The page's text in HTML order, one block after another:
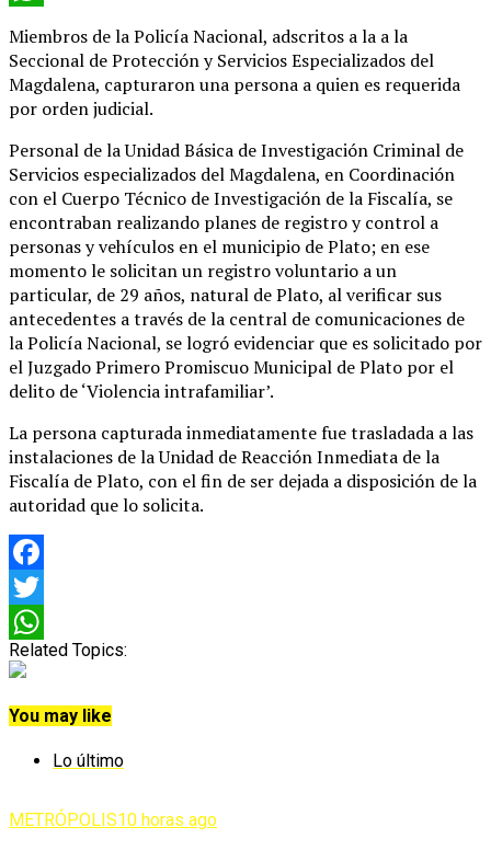
Miembros de la Policía Nacional, adscritos a la a la
Seccional de Protección y Servicios Especializados del
Magdalena, capturaron una persona a quien es requerida
por orden judicial.
Personal de la Unidad Básica de Investigación Criminal de
Servicios especializados del Magdalena, en Coordinación
con el Cuerpo Técnico de Investigación de la Fiscalía, se
encontraban realizando planes de registro y control a
personas y vehículos en el municipio de Plato; en ese
momento le solicitan un registro voluntario a un
particular, de 29 años, natural de Plato, al verificar sus
antecedentes a través de la central de comunicaciones de
la Policía Nacional, se logró evidenciar que es solicitado por
el Juzgado Primero Promiscuo Municipal de Plato por el
delito de ‘Violencia intrafamiliar’.
La persona capturada inmediatamente fue trasladada a las
instalaciones de la Unidad de Reacción Inmediata de la
Fiscalía de Plato, con el fin de ser dejada a disposición de la
autoridad que lo solicita.
Facebook
Twitter
WhatsApp
Related Topics:
You may like
Lo último
METRÓPOLIS10 horas ago